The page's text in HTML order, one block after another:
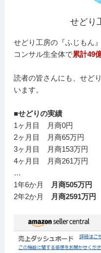
せどり
せどり工房の『ふじもん』
コンサル生全体で累計49
読者の皆さんにも、せど
います。
■せどりの実績
1ヶ月目 月商0円
2ヶ月目 月商65万円
3ヶ月目 月商153万円
4ヶ月目 月商261万円
…
1年6か月
月商505万円
2年2か月
月商2591万円